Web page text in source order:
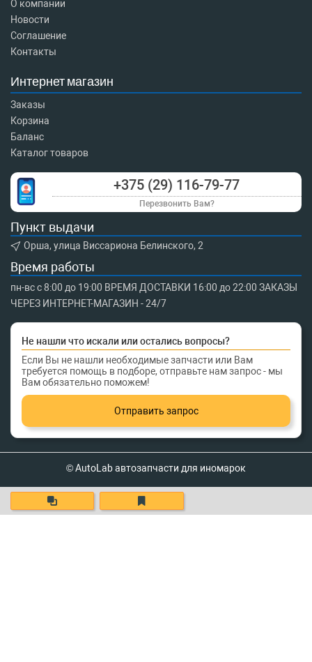
О компании
Новости
Соглашение
Контакты
Интернет магазин
Заказы
Корзина
Баланс
Каталог товаров
+375 (29) 116-79-77
Перезвонить Вам?
Пункт выдачи
Орша, улица Виссариона Белинского, 2
Время работы
пн-вс с 8:00 до 19:00 ВРЕМЯ ДОСТАВКИ 16:00 до 22:00 ЗАКАЗЫ
ЧЕРЕЗ ИНТЕРНЕТ-МАГАЗИН - 24/7
Не нашли что искали или остались вопросы?
Если Вы не нашли необходимые запчасти или Вам
требуется помощь в подборе, отправьте нам запрос - мы
Вам обязательно поможем!
Отправить запрос
© AutoLab автозапчасти для иномарок